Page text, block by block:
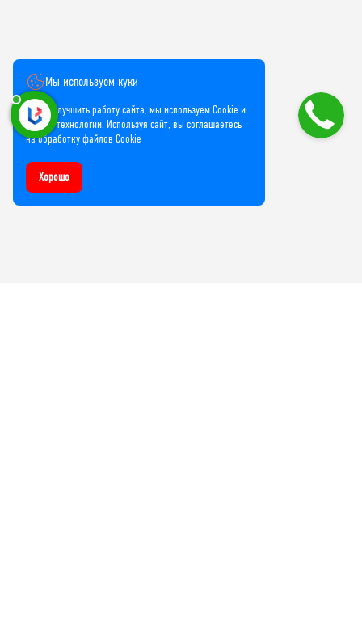
Мы используем куки
Чтобы улучшить работу сайта, мы используем Cookie и
прочие технологии. Используя сайт, вы соглашаетесь
на обработку файлов Cookie
Хорошо